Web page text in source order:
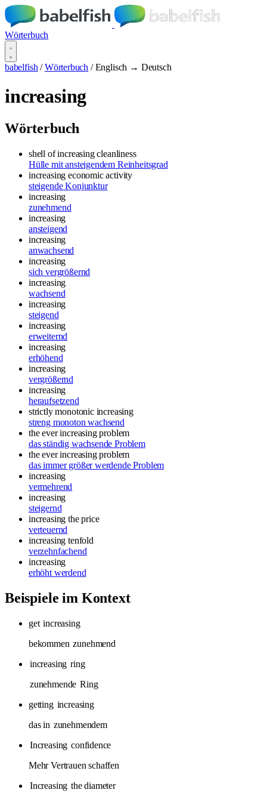
Wörterbuch
babelfish / Wörterbuch / Englisch → Deutsch
increasing
Wörterbuch
shell of increasing cleanliness
Hülle mit ansteigendem Reinheitsgrad
increasing economic activity
steigende Konjunktur
increasing
zunehmend
increasing
ansteigend
increasing
anwachsend
increasing
sich vergrößernd
increasing
wachsend
increasing
steigend
increasing
erweiternd
increasing
erhöhend
increasing
vergrößernd
increasing
heraufsetzend
strictly monotonic increasing
streng monoton wachsend
the ever increasing problem
das ständig wachsende Problem
the ever increasing problem
das immer größer werdende Problem
increasing
vermehrend
increasing
steigernd
increasing the price
verteuernd
increasing tenfold
verzehnfachend
increasing
erhöht werdend
Beispiele im Kontext
get increasing
bekommen zunehmend
increasing ring
zunehmende Ring
getting increasing
das in zunehmendem
Increasing confidence
Mehr Vertrauen schaffen
Increasing the diameter